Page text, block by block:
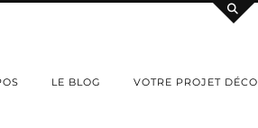
LE BLOG VOTRE PROJET DÉCO